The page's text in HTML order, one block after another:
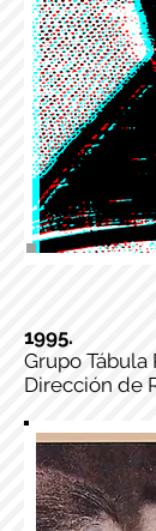
1995.
Grupo Tábula
Dirección de